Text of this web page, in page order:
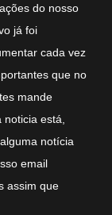
do nosso
já foi
cada vez
que no
mande
está,
notícia
email
assim que